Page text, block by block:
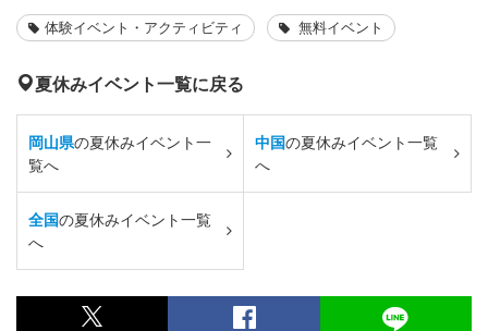
体験イベント・アクティビティ 無料イベント
夏休みイベント一覧に戻る
岡山県の夏休みイベント一
覧へ
中国の夏休みイベント一覧
へ
全国の夏休みイベント一覧
へ